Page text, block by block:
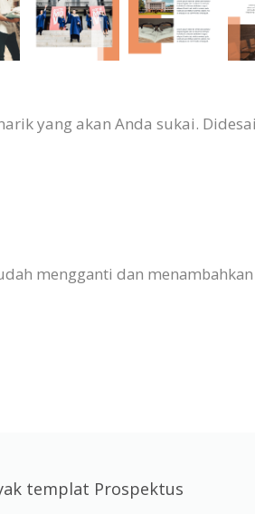
yang akan Anda sukai.
mengganti dan
templat Prospektus